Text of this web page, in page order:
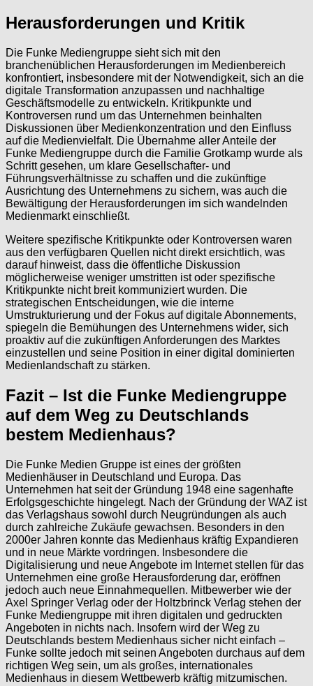
Herausforderungen und Kritik
Die Funke Mediengruppe sieht sich mit den
branchenüblichen Herausforderungen im Medienbereich
konfrontiert, insbesondere mit der Notwendigkeit, sich an die
digitale Transformation anzupassen und nachhaltige
Geschäftsmodelle zu entwickeln. Kritikpunkte und
Kontroversen rund um das Unternehmen beinhalten
Diskussionen über Medienkonzentration und den Einfluss
auf die Medienvielfalt. Die Übernahme aller Anteile der
Funke Mediengruppe durch die Familie Grotkamp wurde als
Schritt gesehen, um klare Gesellschafter- und
Führungsverhältnisse zu schaffen und die zukünftige
Ausrichtung des Unternehmens zu sichern, was auch die
Bewältigung der Herausforderungen im sich wandelnden
Medienmarkt einschließt.
Weitere spezifische Kritikpunkte oder Kontroversen waren
aus den verfügbaren Quellen nicht direkt ersichtlich, was
darauf hinweist, dass die öffentliche Diskussion
möglicherweise weniger umstritten ist oder spezifische
Kritikpunkte nicht breit kommuniziert wurden. Die
strategischen Entscheidungen, wie die interne
Umstrukturierung und der Fokus auf digitale Abonnements,
spiegeln die Bemühungen des Unternehmens wider, sich
proaktiv auf die zukünftigen Anforderungen des Marktes
einzustellen und seine Position in einer digital dominierten
Medienlandschaft zu stärken.
Fazit – Ist die Funke Mediengruppe
auf dem Weg zu Deutschlands
bestem Medienhaus?
Die Funke Medien Gruppe ist eines der größten
Medienhäuser in Deutschland und Europa. Das
Unternehmen hat seit der Gründung 1948 eine sagenhafte
Erfolgsgeschichte hingelegt. Nach der Gründung der WAZ ist
das Verlagshaus sowohl durch Neugründungen als auch
durch zahlreiche Zukäufe gewachsen. Besonders in den
2000er Jahren konnte das Medienhaus kräftig Expandieren
und in neue Märkte vordringen. Insbesondere die
Digitalisierung und neue Angebote im Internet stellen für das
Unternehmen eine große Herausforderung dar, eröffnen
jedoch auch neue Einnahmequellen. Mitbewerber wie der
Axel Springer Verlag oder der Holtzbrinck Verlag stehen der
Funke Mediengruppe mit ihren digitalen und gedruckten
Angeboten in nichts nach. Insofern wird der Weg zu
Deutschlands bestem Medienhaus sicher nicht einfach –
Funke sollte jedoch mit seinen Angeboten durchaus auf dem
richtigen Weg sein, um als großes, internationales
Medienhaus in diesem Wettbewerb kräftig mitzumischen.